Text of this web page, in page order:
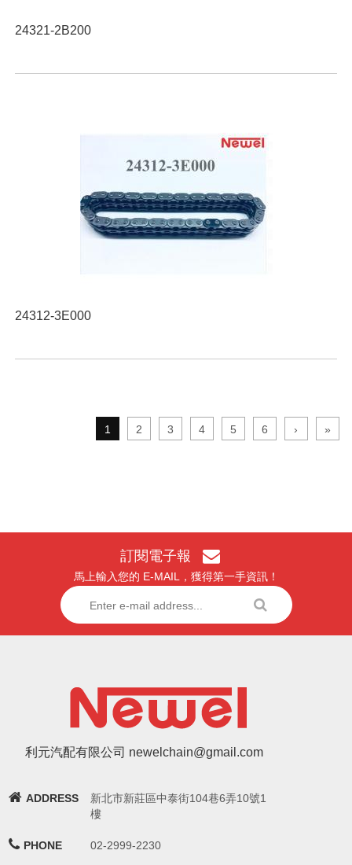
24321-2B200
24312-3E000
1 2 3 4 5 6 › »
訂閱電子報
馬上輸入您的 E-MAIL，獲得第一手資訊！
利元汽配有限公司 newelchain@gmail.com
ADDRESS
新北市新莊區中泰街104巷6弄10號1
樓
PHONE 02-2999-2230